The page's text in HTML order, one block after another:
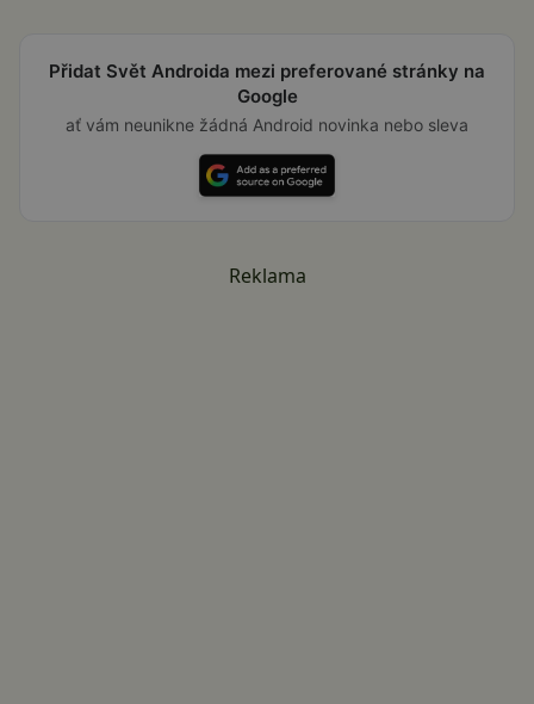
Přidat Svět Androida mezi preferované stránky na
Google
ať vám neunikne žádná Android novinka nebo sleva
Reklama